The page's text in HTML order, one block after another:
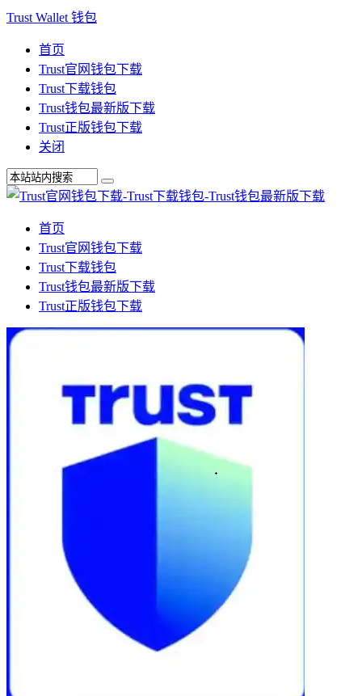
Trust Wallet 钱包
首页
Trust官网钱包下载
Trust下载钱包
Trust钱包最新版下载
Trust正版钱包下载
关闭
首页
Trust官网钱包下载
Trust下载钱包
Trust钱包最新版下载
Trust正版钱包下载